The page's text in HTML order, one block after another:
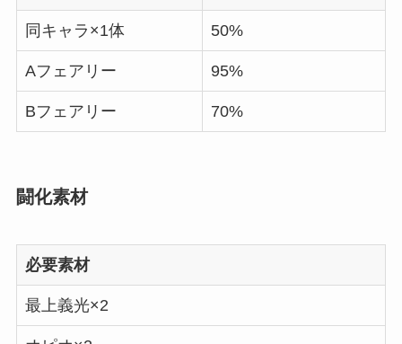
同キャラ×1体 50%
Aフェアリー 95%
Bフェアリー 70%
闘化素材
必要素材
最上義光×2